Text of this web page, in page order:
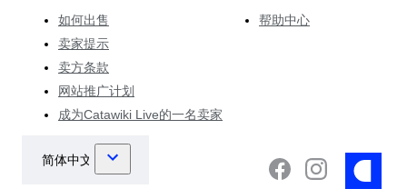
如何出售
卖家提示
卖方条款
网站推广计划
成为Catawiki Live的一名卖家
帮助中心